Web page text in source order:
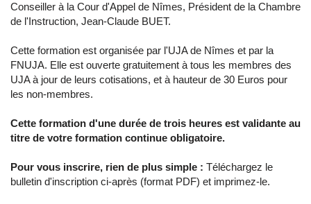
Conseiller à la Cour d'Appel de Nîmes, Président de la Chambre
de l'Instruction, Jean-Claude BUET.
Cette formation est organisée par l'UJA de Nîmes et par la
FNUJA. Elle est ouverte gratuitement à tous les membres des
UJA à jour de leurs cotisations, et à hauteur de 30 Euros pour
les non-membres.
Cette formation d'une durée de trois heures est validante au
titre de votre formation continue obligatoire.
Pour vous inscrire, rien de plus simple : Téléchargez le
bulletin d'inscription ci-après (format PDF) et imprimez-le.